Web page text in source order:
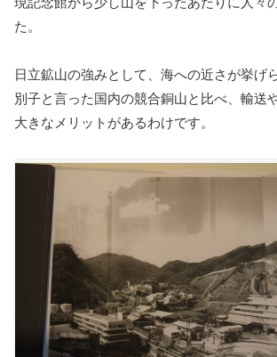
た。
日立鉱山の強みとして、海への近さが挙げ
別子と言った国内の競合銅山と比べ、輸送
大きなメリットがあるわけです。